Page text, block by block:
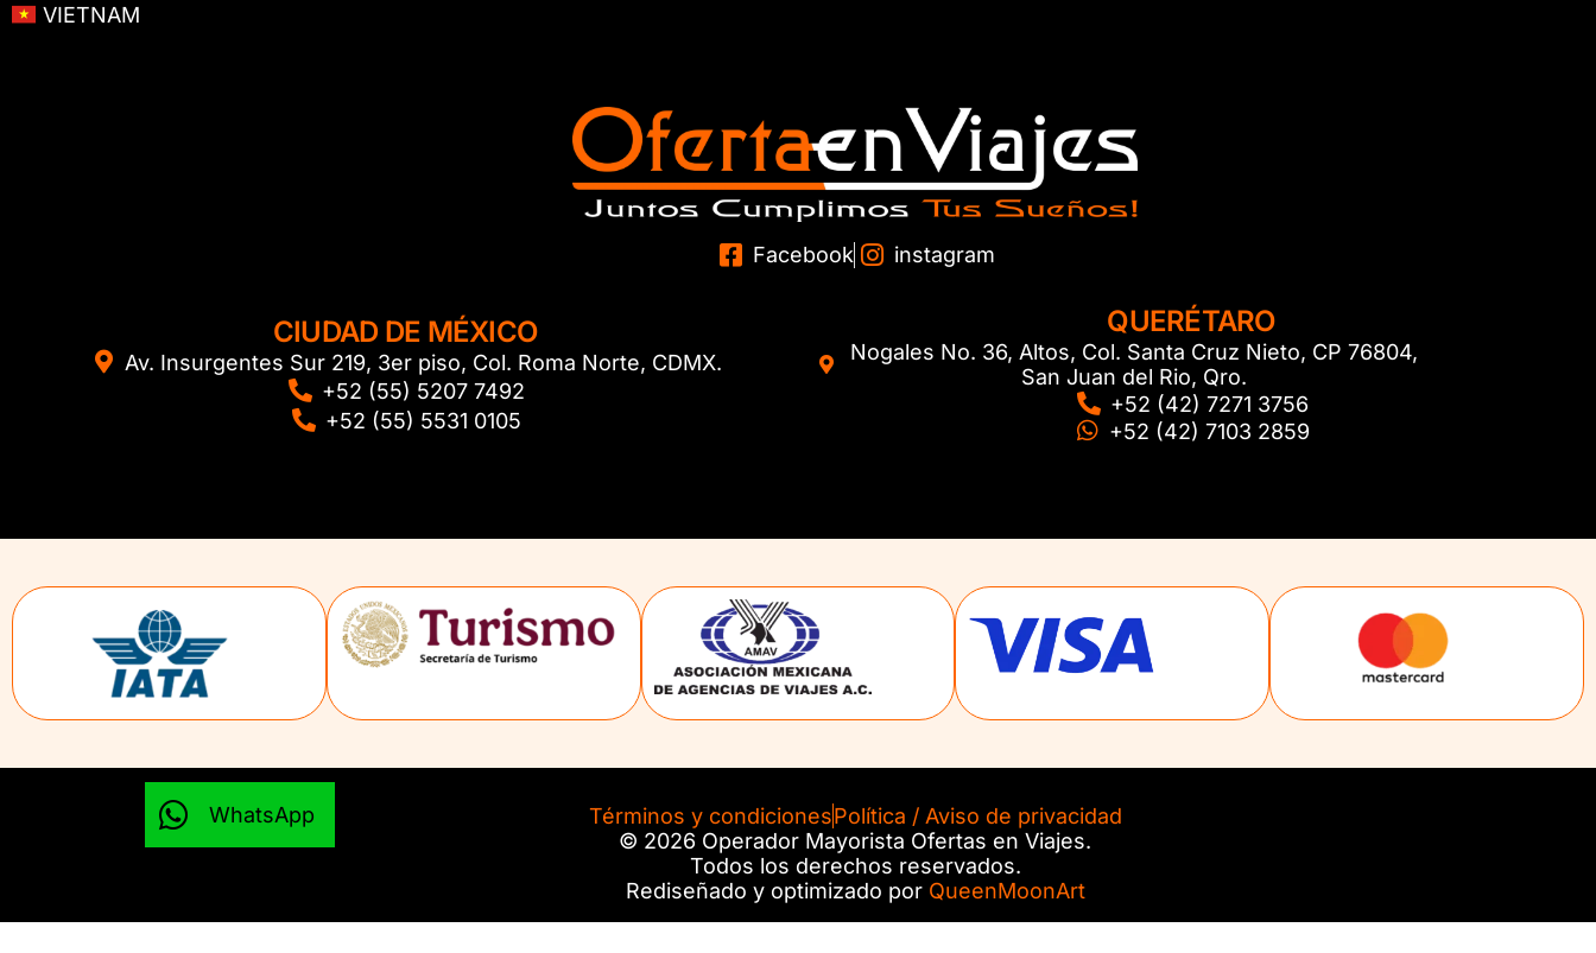
VIETNAM
Facebook instagram
CIUDAD DE MÉXICO
Av. Insurgentes Sur 219, 3er piso, Col. Roma Norte, CDMX.
+52 (55) 5207 7492
+52 (55) 5531 0105
QUERÉTARO
Nogales No. 36, Altos, Col. Santa Cruz Nieto, CP 76804,
San Juan del Rio, Qro.
+52 (42) 7271 3756
+52 (42) 7103 2859
Términos y condicionesPolítica / Aviso de privacidad
© 2026 Operador Mayorista Ofertas en Viajes.
Todos los derechos reservados.
Rediseñado y optimizado por QueenMoonArt
WhatsApp